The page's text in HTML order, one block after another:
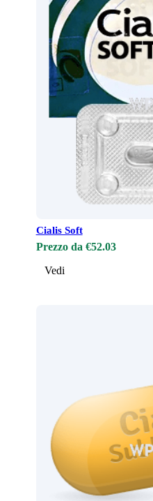
Cialis Soft
Prezzo da €52.03
Vedi